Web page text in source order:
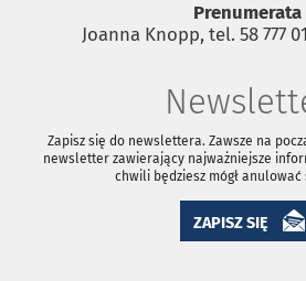
Prenumerata
Joanna Knopp, tel. 58 777
Zapisz się do newslettera. Zawsze na
newsletter zawierający najważniejsze
chwili będziesz mógł
ZAPISZ SIĘ